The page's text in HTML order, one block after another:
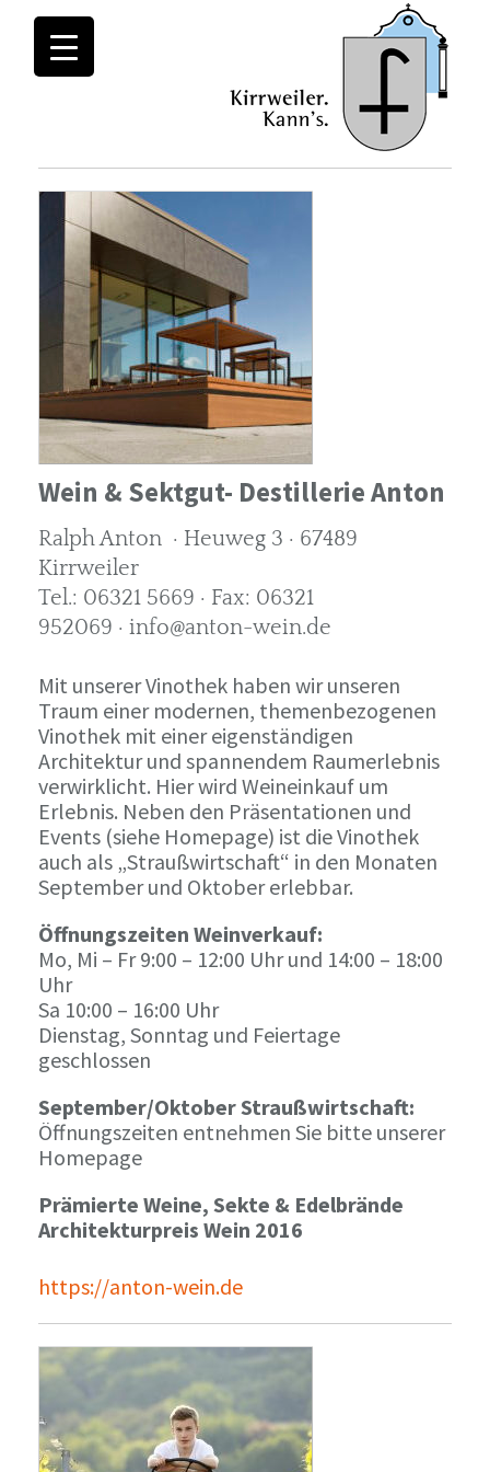
Wein & Sektgut- Destillerie Anton
Ralph Anton · Heuweg 3 · 67489
Kirrweiler
Tel.: 06321 5669 · Fax: 06321
952069 · info@anton-wein.de
Mit unserer Vinothek haben wir unseren
Traum einer modernen, themenbezogenen
Vinothek mit einer eigenständigen
Architektur und spannendem Raumerlebnis
verwirklicht. Hier wird Weineinkauf um
Erlebnis. Neben den Präsentationen und
Events (siehe Homepage) ist die Vinothek
auch als „Straußwirtschaft“ in den Monaten
September und Oktober erlebbar.
Öffnungszeiten Weinverkauf:
Mo, Mi – Fr 9:00 – 12:00 Uhr und 14:00 – 18:00
Uhr
Sa 10:00 – 16:00 Uhr
Dienstag, Sonntag und Feiertage
geschlossen
September/Oktober Straußwirtschaft:
Öffnungszeiten entnehmen Sie bitte unserer
Homepage
Prämierte Weine, Sekte & Edelbrände
Architekturpreis Wein 2016
https://anton-wein.de